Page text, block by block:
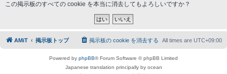
この掲示板のすべての cookie を本当に消去してもよろしいですか？
AMiT 掲示板トップ All times are UTC+09:00
掲示板の cookie を消去する
Powered by phpBB® Forum Software © phpBB Limited
Japanese translation principally by ocean